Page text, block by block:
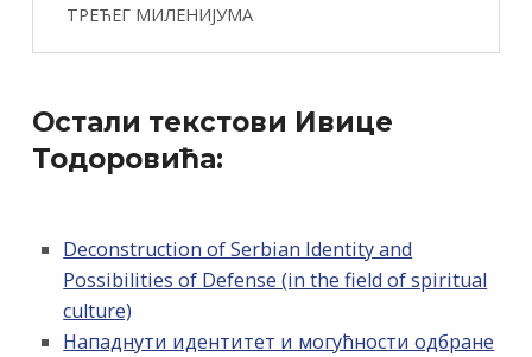
ТРЕЋЕГ МИЛЕНИЈУМА
Остали текстови Ивице
Тодоровића:
Deconstruction of Serbian Identity and
Possibilities of Defense (in the field of spiritual
culture)
Нападнути идентитет и могућности одбране